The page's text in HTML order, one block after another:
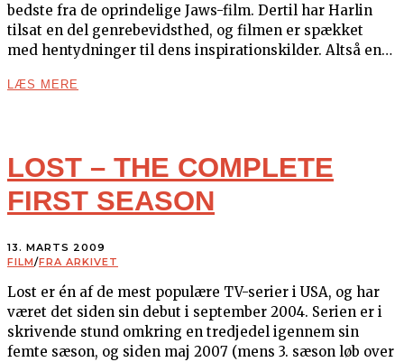
bedste fra de oprindelige Jaws-film. Dertil har Harlin
tilsat en del genrebevidsthed, og filmen er spækket
med hentydninger til dens inspirationskilder. Altså en…
LÆS MERE
LOST – THE COMPLETE
FIRST SEASON
13. MARTS 2009
FILM/FRA ARKIVET
Lost er én af de mest populære TV-serier i USA, og har
været det siden sin debut i september 2004. Serien er i
skrivende stund omkring en tredjedel igennem sin
femte sæson, og siden maj 2007 (mens 3. sæson løb over